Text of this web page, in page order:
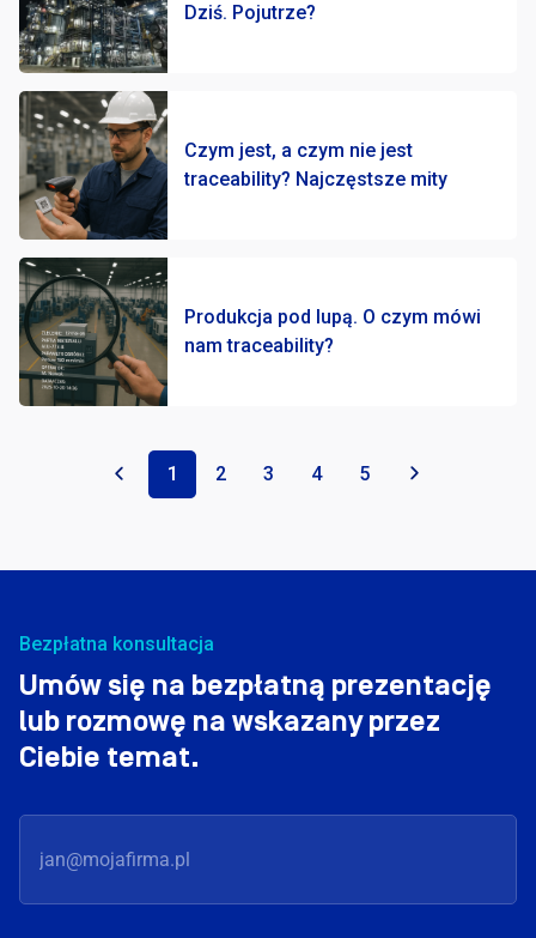
Dziś. Pojutrze?
Czym jest, a czym nie jest
traceability? Najczęstsze mity
Produkcja pod lupą. O czym mówi
nam traceability?
« 1 2 3 4 5 »
Bezpłatna konsultacja
Umów się na bezpłatną prezentację
lub rozmowę na wskazany przez
Ciebie temat.